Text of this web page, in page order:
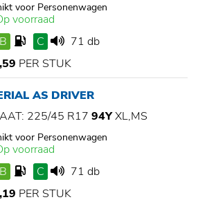
voor Personenwagen
voorraad
B
C
71 db
PER STUK
AS DRIVER
225/45 R17 94YXL,MS
voor Personenwagen
voorraad
B
C
71 db
PER STUK